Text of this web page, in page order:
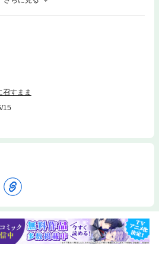
とか大公閣下に会おうとするが、一介の子
、これまでの気弱な彼女なら思いもしな
、人形のために作った趣味のドレスがとあ
リリスの「日が沈む前に解散する健全なデ
を描いた、書き下ろし短編２編を収録！■□
外見は平凡、性格も控えめ。引っ込み思案
合わない、フリフリドレスが好き。ガー様
閉されている中、流行病で亡くなったとさ
ニクドミニク大公。ガーベラの夫で、ガー
スロットの部下。サイラスガーベラの侍従
ーベラのことを「お嬢」と呼び下僕あるい
召すまま
15